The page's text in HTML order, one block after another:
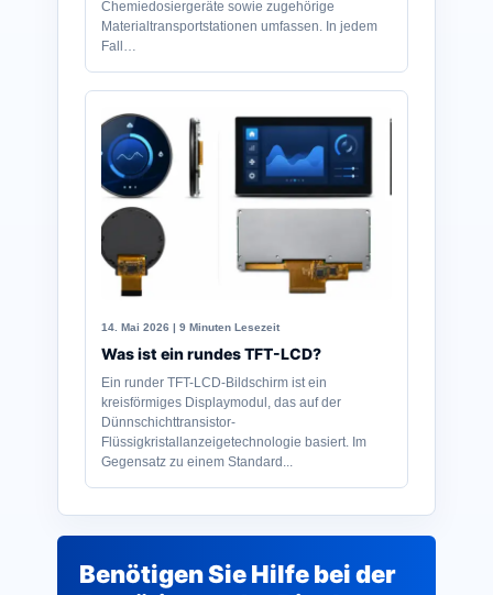
Chemiedosiergeräte sowie zugehörige
Materialtransportstationen umfassen. In jedem
Fall…
14. Mai 2026 | 9 Minuten Lesezeit
Was ist ein rundes TFT-LCD?
Ein runder TFT-LCD-Bildschirm ist ein
kreisförmiges Displaymodul, das auf der
Dünnschichttransistor-
Flüssigkristallanzeigetechnologie basiert. Im
Gegensatz zu einem Standard...
Benötigen Sie Hilfe bei der